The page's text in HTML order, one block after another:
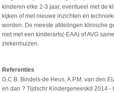
kinderen elke 2-3 jaar, eventueel met de
kijken of met nieuwe inzichten en
worden. De meeste afdelingen klinische
niet met een kinderarts(-EAA) of AVG
ziekenhuizen.
Referenties
G.C.B. Bindels-de Heus, A.P.M. van den
en dan ? Tijdschr Kindergeneeskd 2014 -